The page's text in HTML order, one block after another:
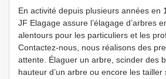
En activité depuis plusieurs années en
JF Elagage assure l’élagage d’arbres
alentours pour les particuliers et les
Contactez-nous, nous réalisons des
attente. Élaguer un arbre, scinder des
hauteur d’un arbre ou encore les tailler